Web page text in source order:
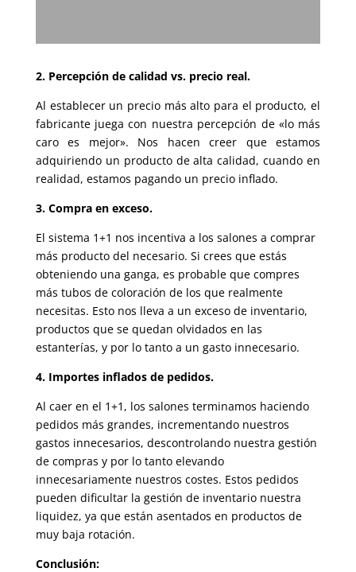
2. Percepción de calidad vs. precio real.
Al establecer un precio más alto para el producto, el
fabricante juega con nuestra percepción de «lo más
caro es mejor». Nos hacen creer que estamos
adquiriendo un producto de alta calidad, cuando en
realidad, estamos pagando un precio inflado.
3. Compra en exceso.
El sistema 1+1 nos incentiva a los salones a comprar
más producto del necesario. Si crees que estás
obteniendo una ganga, es probable que compres
más tubos de coloración de los que realmente
necesitas. Esto nos lleva a un exceso de inventario,
productos que se quedan olvidados en las
estanterías, y por lo tanto a un gasto innecesario.
4. Importes inflados de pedidos.
Al caer en el 1+1, los salones terminamos haciendo
pedidos más grandes, incrementando nuestros
gastos innecesarios, descontrolando nuestra gestión
de compras y por lo tanto elevando
innecesariamente nuestros costes. Estos pedidos
pueden dificultar la gestión de inventario nuestra
liquidez, ya que están asentados en productos de
muy baja rotación.
Conclusión: